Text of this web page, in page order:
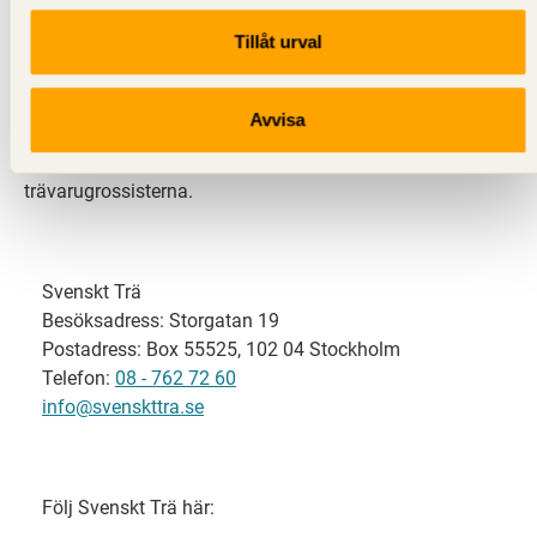
Tillåt urval
Avvisa
Svenskt Trä representerar svensk sågverksindustri
och är en del av branschorganisationen
svensk limträ-, KL-trä- och förpackningsindustri samt
trävarugrossisterna.
Svenskt Trä
Besöksadress: Storgatan 19
Postadress: Box 55525, 102 04 Stockholm
Telefon: 08 - 762 72 60
info@svenskttra.se
Följ Svenskt Trä här: